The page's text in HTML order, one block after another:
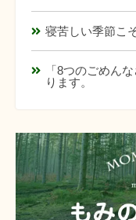
寝苦しい季節こ
「8つのごめん
ります。